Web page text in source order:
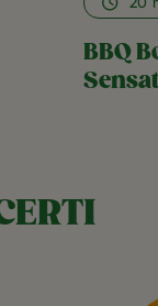
BBQ